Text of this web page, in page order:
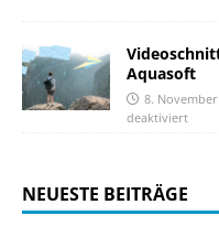
Aquasoft
8.
deaktiviert
NEUESTE BEITRÄGE